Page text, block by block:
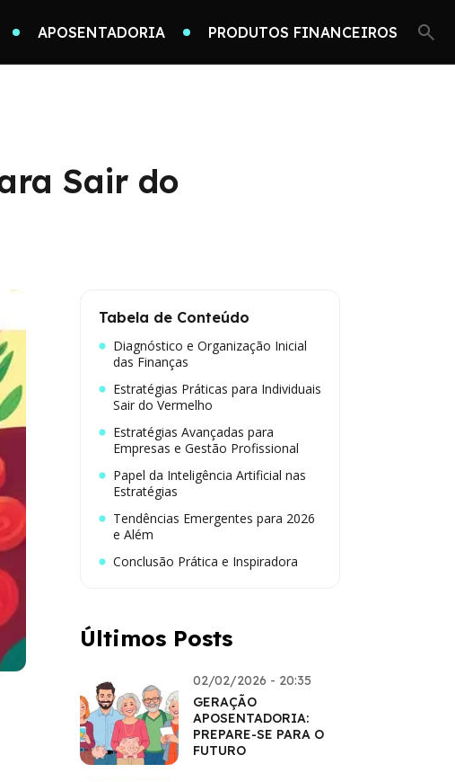
APOSENTADORIA PRODUTOS FINANCEIROS
Sair do
Tabela de Conteúdo
Diagnóstico e Organização Inicial
das Finanças
Estratégias Práticas para Individuais
Sair do Vermelho
Estratégias Avançadas para
Empresas e Gestão Profissional
Papel da Inteligência Artificial nas
Estratégias
Tendências Emergentes para 2026
e Além
Conclusão Prática e Inspiradora
Últimos Posts
02/02/2026 - 20:35
GERAÇÃO
APOSENTADORIA:
PREPARE-SE PARA O
FUTURO